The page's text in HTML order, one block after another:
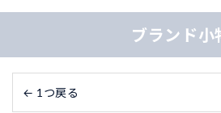
ブランド小
← 1つ戻る